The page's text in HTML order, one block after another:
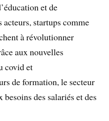
et de
startups comme
à révolutionner
aux nouvelles
covid et
de formation, le secteur
des salariés et des